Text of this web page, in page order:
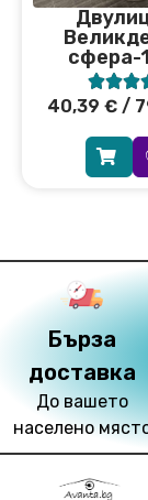
сфера-

40,39 € /
Бърза
доставка
До вашето
населено